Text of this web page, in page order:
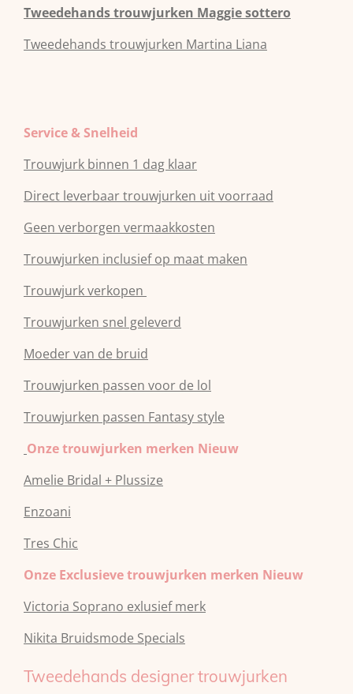
Tweedehandstrouwjurken Maggie sottero
Tweedehands trouwjurken Martina Liana
Service & Snelheid
Trouwjurk binnen 1 dag klaar
Direct leverbaar trouwjurken uit voorraad
Geen verborgen vermaakkosten
Trouwjurken inclusief op maat maken
Trouwjurk verkopen
Trouwjurken snel geleverd
Moeder van de bruid
Trouwjurken passen voor de lol
Trouwjurken passen Fantasy style
Onze trouwjurken merken Nieuw
Amelie Bridal + Plussize
Enzoani
Tres Chic
Onze Exclusieve trouwjurken merken Nieuw
Victoria Soprano exlusief merk
Nikita Bruidsmode Specials
Tweedehands designer trouwjurken